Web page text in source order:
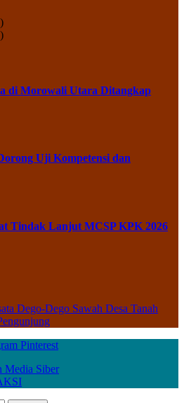
di Morowali Utara Ditangkap
Uji Kompetensi dan
Tindak Lanjut MCSP KPK 2026
Dego-Dego Sawah Desa Tanah
Pinterest
Media Siber